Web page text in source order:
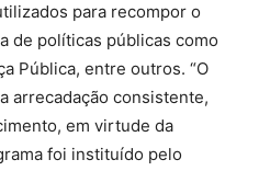
para recompor o
de políticas públicas como
Pública, entre outros. “O
arrecadação consistente,
em virtude da
foi instituído pelo